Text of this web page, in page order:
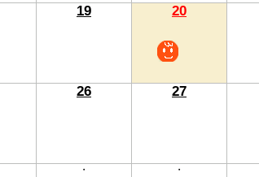
19 20
26 27
・ ・